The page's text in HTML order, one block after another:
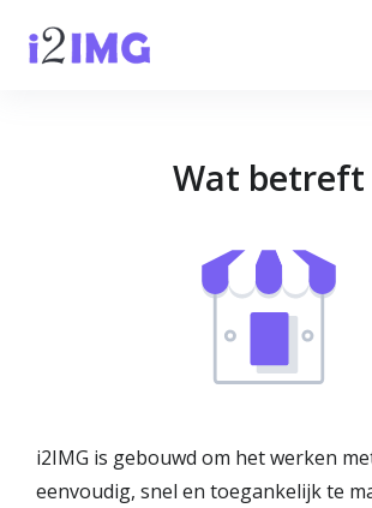
Wat betreft
i2IMG is gebouwd om het werken
eenvoudig, snel en toegankelijk te